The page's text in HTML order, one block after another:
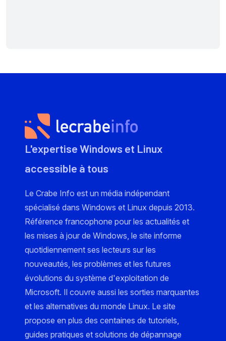
L'expertise Windows et Linux
accessible à tous
Le Crabe Info est un média indépendant
spécialisé dans Windows et Linux depuis 2013.
Référence francophone pour les actualités et
les mises à jour de Windows, le site informe
quotidiennement ses lecteurs sur les
nouveautés, les problèmes et les futures
évolutions du système d'exploitation de
Microsoft. Il couvre aussi les sorties marquantes
et les alternatives du monde Linux. Le site
propose en plus des centaines de tutoriels,
guides pratiques et solutions de dépannage